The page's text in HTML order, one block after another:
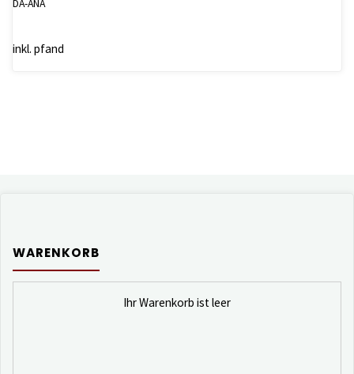
DA-ANA
inkl. pfand
WARENKORB
Ihr Warenkorb ist leer